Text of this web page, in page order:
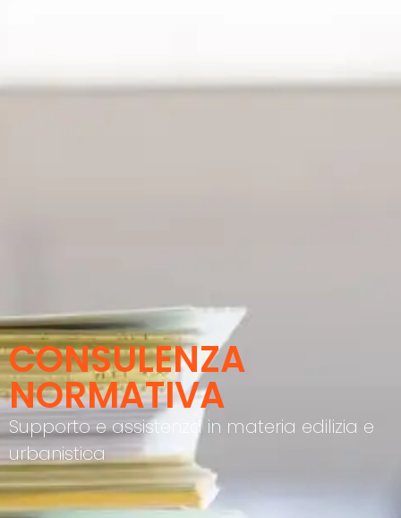
CONSULENZA
NORMATIVA
Supporto e assistenza in materia edilizia e
urbanistica